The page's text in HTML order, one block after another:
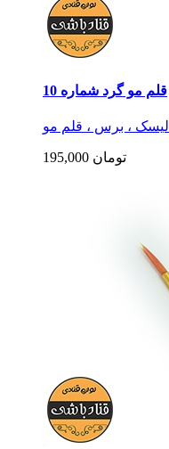
قلم مو گرد شماره 10
لیسک ، برس ، قلم مو
195,000 تومان